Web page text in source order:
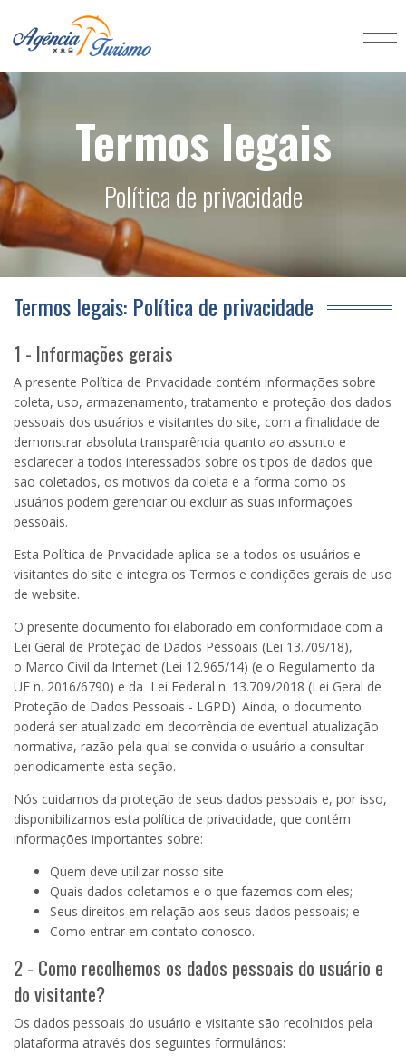
Termos legais
Política de privacidade
Termos legais: Política de privacidade
1 - Informações gerais
A presente Política de Privacidade contém informações sobre
coleta, uso, armazenamento, tratamento e proteção dos dados
pessoais dos usuários e visitantes do site, com a finalidade de
demonstrar absoluta transparência quanto ao assunto e
esclarecer a todos interessados sobre os tipos de dados que
são coletados, os motivos da coleta e a forma como os
usuários podem gerenciar ou excluir as suas informações
pessoais.
Esta Política de Privacidade aplica-se a todos os usuários e
visitantes do site e integra os Termos e condições gerais de uso
de website.
O presente documento foi elaborado em conformidade com a
Lei Geral de Proteção de Dados Pessoais (Lei 13.709/18),
o Marco Civil da Internet (Lei 12.965/14) (e o Regulamento da
UE n. 2016/6790) e da Lei Federal n. 13.709/2018 (Lei Geral de
Proteção de Dados Pessoais - LGPD). Ainda, o documento
poderá ser atualizado em decorrência de eventual atualização
normativa, razão pela qual se convida o usuário a consultar
periodicamente esta seção.
Nós cuidamos da proteção de seus dados pessoais e, por isso,
disponibilizamos esta política de privacidade, que contém
informações importantes sobre:
Quem deve utilizar nosso site
Quais dados coletamos e o que fazemos com eles;
Seus direitos em relação aos seus dados pessoais; e
Como entrar em contato conosco.
2 - Como recolhemos os dados pessoais do usuário e
do visitante?
Os dados pessoais do usuário e visitante são recolhidos pela
plataforma através dos seguintes formulários: